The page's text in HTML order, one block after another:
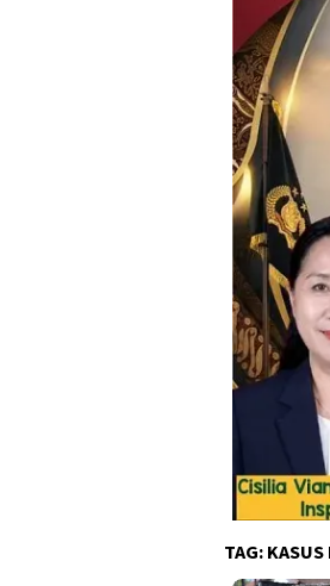
TAG: KASUS